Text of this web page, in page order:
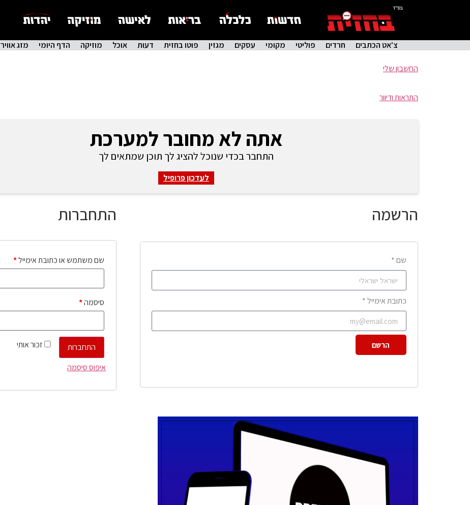
בס"ד
צ'אט הכתבים חרדים פוליטי מקומי עסקים מגזין פוטו בחזית דעות אוכל מוזיקה הדף היומי מזג אוויר
החשבון שלי
התראות ודיוור
אתה לא מחובר למערכת
התחבר בכדי שנוכל להציג לך תוכן שמתאים לך
לעדכון פרופיל
התחברות
שם משתמש או כתובת אימייל*
סיסמה*
זכור אותי
התחברות
איפוס סיסמה
הרשמה
שם *
כתובת אימייל *
הרשם